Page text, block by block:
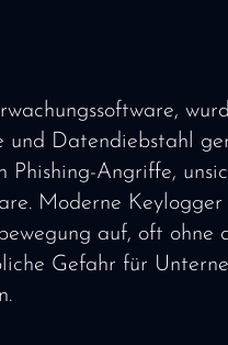
Datendiebstahl
Angriffe,
Moderne
auf, oft ohne
Gefahr für